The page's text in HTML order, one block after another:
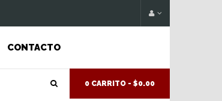
CONTACTO
0 CARRITO - $0.00